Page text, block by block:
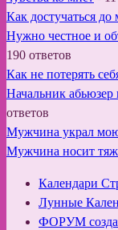
Как достучаться до
Нужно честное и
190 ответов
Как не потерять
Начальник абьюзер
ответов
Мужчина украл
Мужчина носит
Календари
Лунные
ФОРУМ